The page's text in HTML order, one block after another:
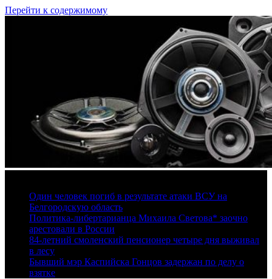
Перейти к содержимому
Один человек погиб в результате атаки ВСУ на
Белгородскую область
Политика-либертарианца Михаила Светова* заочно
арестовали в России
84-летний смоленский пенсионер четыре дня выживал
в лесу
Бывший мэр Каспийска Гонцов задержан по делу о
взятке